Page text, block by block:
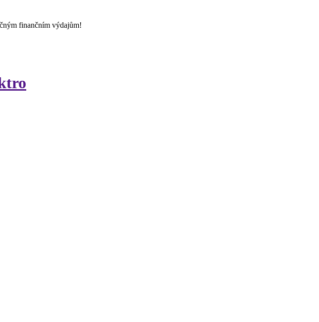
finančním výdajům!